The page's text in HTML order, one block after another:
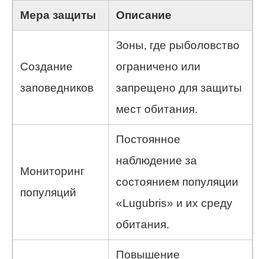
Мера защиты Описание
Создание
заповедников
Зоны, где рыболовство
ограничено или
запрещено для защиты
мест обитания.
Мониторинг
популяций
Постоянное
наблюдение за
состоянием популяции
«Lugubris» и их среду
обитания.
Повышение